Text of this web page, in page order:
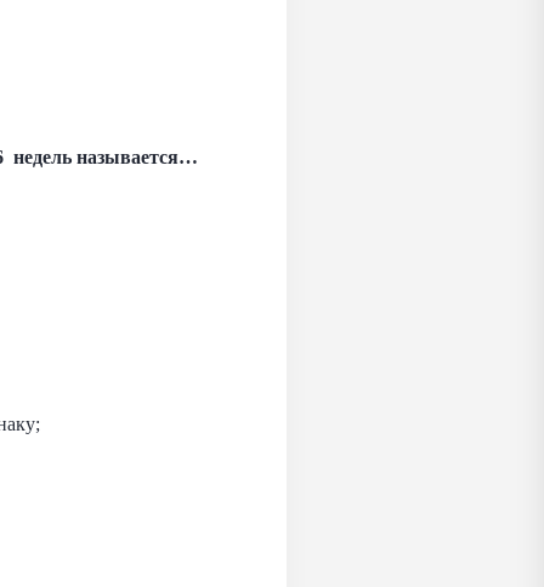
недель называется…